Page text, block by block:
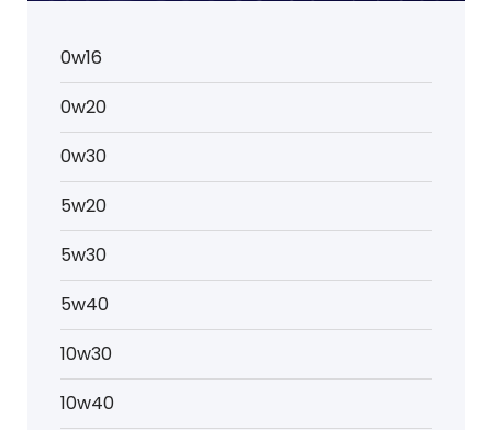
0w16
0w20
0w30
5w20
5w30
5w40
10w30
10w40